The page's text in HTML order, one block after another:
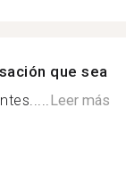
que sea
Leer más